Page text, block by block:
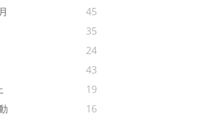
45
35
24
43
19
16